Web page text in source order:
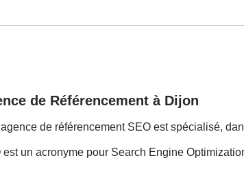
de Référencement à Dijon
de référencement SEO est spécialisé,
est un acronyme pour Search Engine